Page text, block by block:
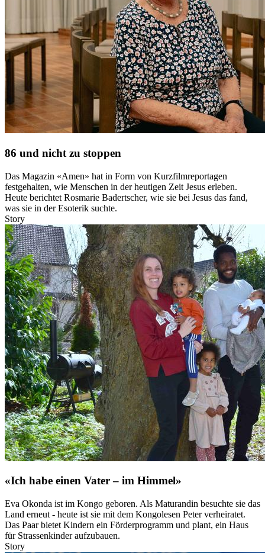
86 und nicht zu stoppen
Das Magazin «Amen» hat in Form von Kurzfilmreportagen
festgehalten, wie Menschen in der heutigen Zeit Jesus erleben.
Heute berichtet Rosmarie Badertscher, wie sie bei Jesus das fand,
was sie in der Esoterik suchte.
Story
«Ich habe einen Vater – im Himmel»
Eva Okonda ist im Kongo geboren. Als Maturandin besuchte sie das
Land erneut - heute ist sie mit dem Kongolesen Peter verheiratet.
Das Paar bietet Kindern ein Förderprogramm und plant, ein Haus
für Strassenkinder aufzubauen.
Story